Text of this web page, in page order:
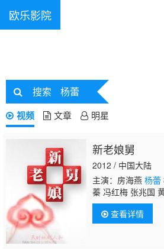
欧乐影院
搜索 杨蕾
视频 文章 明星
新老娘舅
2012 / 中国大陆
主演：房海燕 杨蕾
蓁 冯红梅 张兆国
查看详情